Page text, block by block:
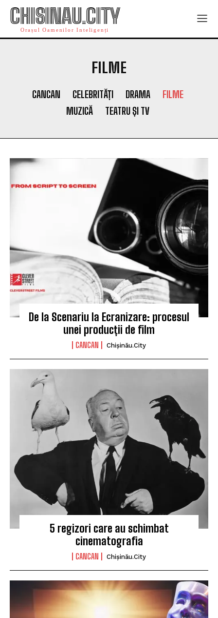
CHISINAU.CITY
Orașul Oamenilor Inteligenți
FILME
CANCAN CELEBRITĂȚI DRAMA
FILME
MUZICĂ
TEATRU ȘI TV
De la Scenariu la Ecranizare: procesul
unei producții de film
CANCAN Chișinău.City
5 regizori care au schimbat
cinematografia
CANCAN Chișinău.City